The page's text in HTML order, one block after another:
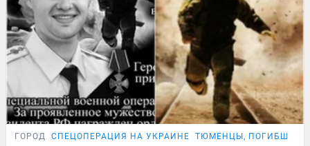
ГОРОД СПЕЦОПЕРАЦИЯ НА УКРАИНЕ ТЮМЕНЦЫ, ПОГИБШИЕ